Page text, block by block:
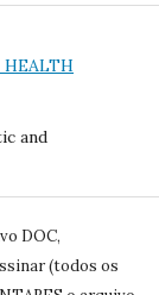
HEALTH
and
DOC,
(todos os